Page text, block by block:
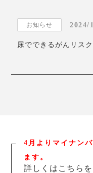
お知らせ 2024/
尿でできるがんリス
4月よりマイナン
ます。
詳しくはこちら